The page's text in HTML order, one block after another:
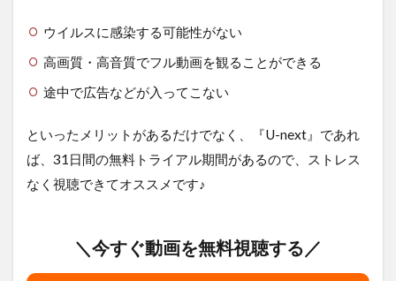
ウイルスに感染する可能性がない
高画質・高音質でフル動画を観ることができる
途中で広告などが入ってこない
といったメリットがあるだけでなく、『U-next』であれ
ば、31日間の無料トライアル期間があるので、ストレス
なく視聴できてオススメです♪
＼今すぐ動画を無料視聴する／